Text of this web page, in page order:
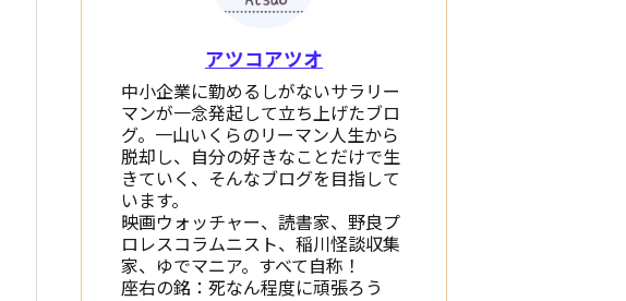
アツコアツオ
中小企業に勤めるしがないサラリー
マンが一念発起して立ち上げたブロ
グ。一山いくらのリーマン人生から
脱却し、自分の好きなことだけで生
きていく、そんなブログを目指して
います。
映画ウォッチャー、読書家、野良プ
ロレスコラムニスト、稲川怪談収集
家、ゆでマニア。すべて自称！
座右の銘：死なん程度に頑張ろう